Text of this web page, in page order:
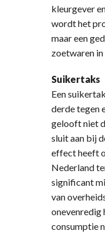
kleurgever
wordt het
maar een
zoetwaren in
Suikertaks
Een
derde tegen
gelooft niet
sluit aan bij
effect heeft
Nederland
significant
van
onevenredig
consumptie